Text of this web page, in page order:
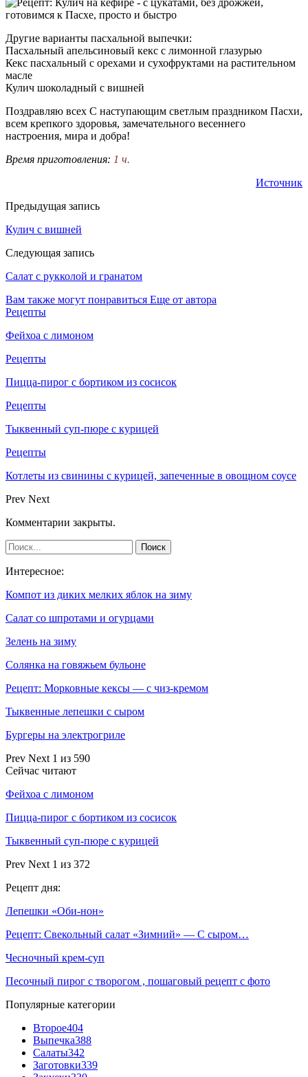
Другие варианты пасхальной выпечки:
Пасхальный апельсиновый кекс с лимонной глазурью
Кекс пасхальный с орехами и сухофруктами на растительном
масле
Кулич шоколадный с вишней
Поздравляю всех С наступающим светлым праздником Пасхи,
всем крепкого здоровья, замечательного весеннего
настроения, мира и добра!
Время приготовления: 1 ч.
Источник
Предыдущая запись
Кулич с вишней
Следующая запись
Салат с рукколой и гранатом
Вам также могут понравиться Еще от автора
Рецепты
Фейхоа с лимоном
Рецепты
Пицца-пирог с бортиком из сосисок
Рецепты
Тыквенный суп-пюре с курицей
Рецепты
Котлеты из свинины с курицей, запеченные в овощном соусе
Prev Next
Комментарии закрыты.
Интересное:
Компот из диких мелких яблок на зиму
Салат со шпротами и огурцами
Зелень на зиму
Солянка на говяжьем бульоне
Рецепт: Морковные кексы — с чиз-кремом
Тыквенные лепешки с сыром
Бургеры на электрогриле
Prev Next 1 из 590
Сейчас читают
Фейхоа с лимоном
Пицца-пирог с бортиком из сосисок
Тыквенный суп-пюре с курицей
Prev Next 1 из 372
Рецепт дня:
Лепешки «Оби-нон»
Рецепт: Свекольный салат «Зимний» — С сыром…
Чесночный крем-суп
Песочный пирог с творогом , пошаговый рецепт с фото
Популярные категории
Второе404
Выпечка388
Салаты342
Заготовки339